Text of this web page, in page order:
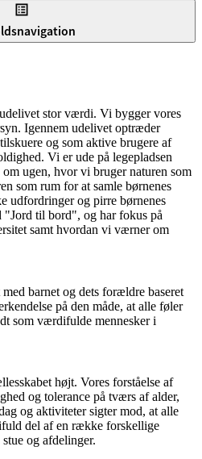
stor værdi. Vi bygger vores
Igennem udelivet optræder
og som aktive brugere af
Vi er ude på legepladsen
ugen, hvor vi bruger naturen som
som rum for at samle børnenes
udfordringer og pirre børnenes
"Jord til bord", og har fokus på
samt hvordan vi værner om
barnet og dets forældre baseret
på den måde, at alle føler
som værdifulde mennesker i
højt. Vores forståelse af
og tolerance på tværs af alder,
og aktiviteter sigter mod, at alle
del af en række forskellige
og afdelinger.